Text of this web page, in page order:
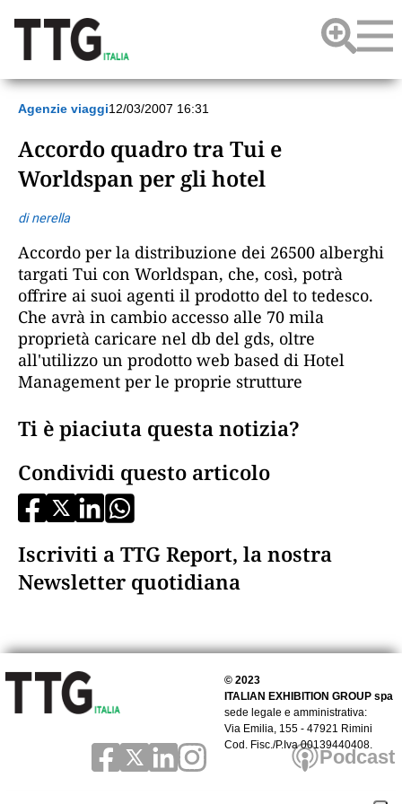
Agenzie viaggi12/03/2007 16:31
Accordo quadro tra Tui e
Worldspan per gli hotel
di nerella
Accordo per la distribuzione dei 26500 alberghi
targati Tui con Worldspan, che, così, potrà
offrire ai suoi agenti il prodotto del to tedesco.
Che avrà in cambio accesso alle 70 mila
proprietà caricare nel db del gds, oltre
all'utilizzo un prodotto web based di Hotel
Management per le proprie strutture
Ti è piaciuta questa notizia?
Condividi questo articolo
Iscriviti a TTG Report, la nostra
Newsletter quotidiana
© 2023
ITALIAN EXHIBITION GROUP spa
sede legale e amministrativa:
Via Emilia, 155 - 47921 Rimini
Cod. Fisc./P.Iva 00139440408.
Podcast